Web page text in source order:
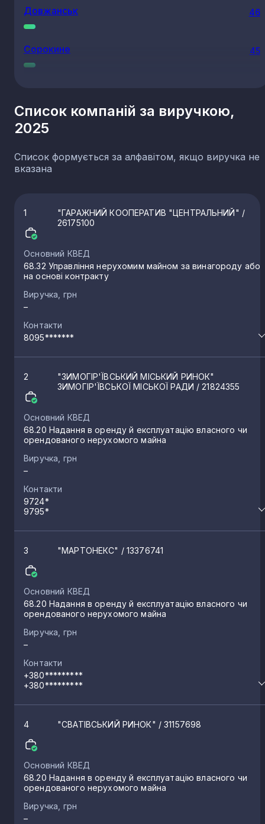
Довжанськ 46
Сорокине 45
Ровеньки
Старобільськ
Кремінна
Петрово-Красносілля
Перевальськ 15
Сватове
Голубівка
Лутугине
Молодогвардійськ 13
Щастя
Попасна
Суходільськ
Новопсков 6
Троїцьке
Олександрівськ
Боково-Хрустальне
Список компаній за виручкою,
2025
Список формується за алфавітом, якщо виручка не
вказана
1 "ГАРАЖНИЙ КООПЕРАТИВ "ЦЕНТРАЛЬНИЙ" /
26175100
Основний КВЕД
68.32 Управління нерухомим майном за винагороду або
на основі контракту
Виручка, грн
–
Контакти
8095*******
2
"ЗИМОГІР'ЇВСЬКИЙ МІСЬКИЙ РИНОК"
ЗИМОГІР'ЇВСЬКОЇ МІСЬКОЇ РАДИ / 21824355
Основний КВЕД
68.20 Надання в оренду й експлуатацію власного чи
орендованого нерухомого майна
Виручка, грн
–
Контакти
9724*
9795*
3 "МАРТОНЕКС" / 13376741
Основний КВЕД
68.20 Надання в оренду й експлуатацію власного чи
орендованого нерухомого майна
Виручка, грн
–
Контакти
+380*********
+380*********
4 "СВАТІВСЬКИЙ РИНОК" / 31157698
Основний КВЕД
68.20 Надання в оренду й експлуатацію власного чи
орендованого нерухомого майна
Виручка, грн
–